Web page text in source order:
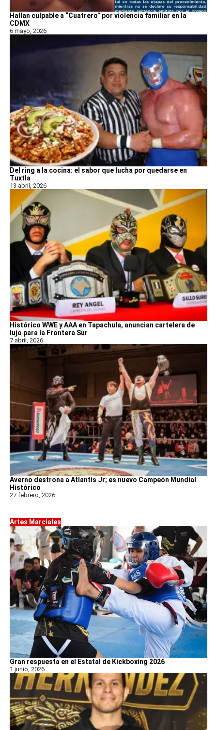
Hallan culpable a “Cuatrero” por violencia familiar en la
CDMX
6 mayo, 2026
Del ring a la cocina: el sabor que lucha por quedarse en
Tuxtla
13 abril, 2026
Histórico WWE y AAA en Tapachula, anuncian cartelera de
lujo para la Frontera Sur
7 abril, 2026
Averno destrona a Atlantis Jr; es nuevo Campeón Mundial
Histórico
27 febrero, 2026
Artes Marciales
Gran respuesta en el Estatal de Kickboxing 2026
1 junio, 2026